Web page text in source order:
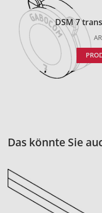
DSM 7
Das könnte Sie